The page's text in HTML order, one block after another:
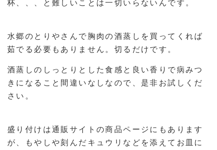
杯、、、と難しいことは一切いらないんです。
水郷のとりやさんで胸肉の酒蒸しを買ってくれば
茹でる必要もありません。切るだけです。
酒蒸しのしっとりとした食感と良い香りで病みつ
きになること間違いなしなので、是非お試しくだ
さい。
盛り付けは通販サイトの商品ページにもあります
が、もやしや刻んだキュウリなどを添えてお皿に